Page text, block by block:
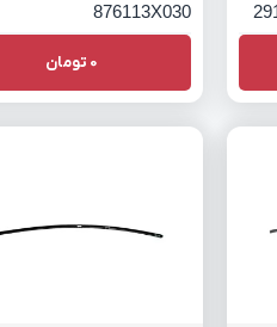
876113X030
0 تومان